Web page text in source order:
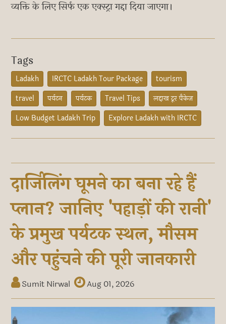
व्यक्ति के लिए सिर्फ एक एक्स्ट्रा गद्दा दिया जाएगा।
Tags
Ladakh IRCTC Ladakh Tour Package
tourism
travel
पर्यटन पर्यटक Travel Tips
लद्दाख टूर पैकेज
Low Budget Ladakh Trip
Explore Ladakh with IRCTC
दार्जिलिंग घूमने का बना रहे हैं
प्लान? जानिए 'पहाड़ों की रानी'
के प्रमुख पर्यटक स्थल, मौसम
और पहुंचने की पूरी जानकारी
Sumit Nirwal Aug 01, 2026